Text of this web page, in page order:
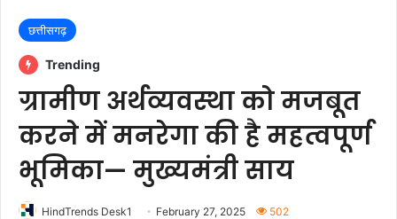
छत्तीसगढ़
Trending
ग्रामीण अर्थव्यवस्था को मजबूत
करने में मनरेगा की है महत्वपूर्ण
भूमिका— मुख्यमंत्री साय
HindTrends Desk1 February 27, 2025 502